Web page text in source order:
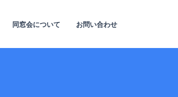
同窓会について お問い合わせ